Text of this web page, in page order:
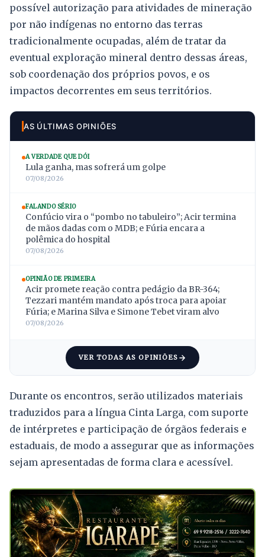
possível autorização para atividades de mineração
por não indígenas no entorno das terras
tradicionalmente ocupadas, além de tratar da
eventual exploração mineral dentro dessas áreas,
sob coordenação dos próprios povos, e os
impactos decorrentes em seus territórios.
AS ÚLTIMAS OPINIÕES
A VERDADE QUE DÓI
Lula ganha, mas sofrerá um golpe
07/08/2026
FALANDO SÉRIO
Confúcio vira o “pombo no tabuleiro”; Acir termina
de mãos dadas com o MDB; e Fúria encara a
polêmica do hospital
07/08/2026
OPINIÃO DE PRIMEIRA
Acir promete reação contra pedágio da BR-364;
Tezzari mantém mandato após troca para apoiar
Fúria; e Marina Silva e Simone Tebet viram alvo
07/08/2026
VER TODAS AS OPINIÕES
Durante os encontros, serão utilizados materiais
traduzidos para a língua Cinta Larga, com suporte
de intérpretes e participação de órgãos federais e
estaduais, de modo a assegurar que as informações
sejam apresentadas de forma clara e acessível.